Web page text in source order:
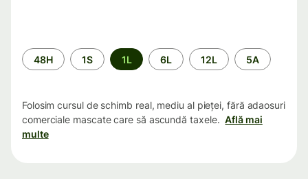
Perioada
48H 1S 1L 6L 12L 5A
Folosim cursul de schimb real, mediu al pieței, fără adaosuri
comerciale mascate care să ascundă taxele. Află mai
multe